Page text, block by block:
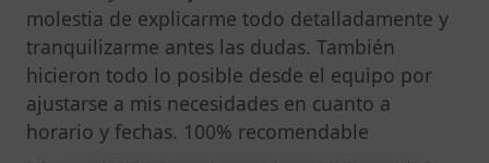
molestia de explicarme todo detalladamente y
tranquilizarme antes las dudas. También
hicieron todo lo posible desde el equipo por
ajustarse a mis necesidades en cuanto a
horario y fechas. 100% recomendable